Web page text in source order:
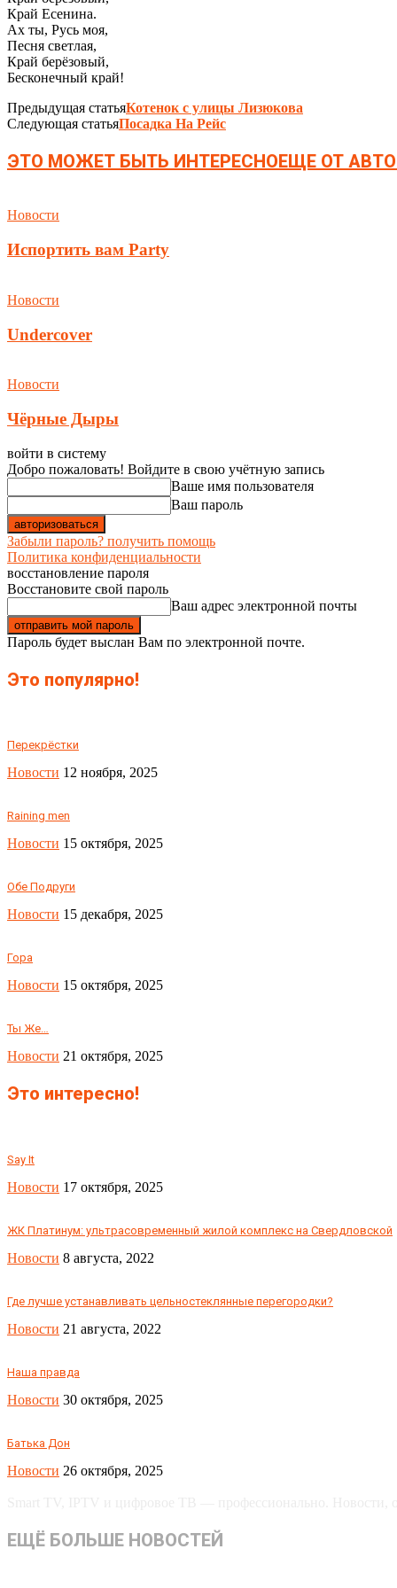
Край Есенина.
Ах ты, Русь моя,
Песня светлая,
Край берёзовый,
Бесконечный край!
Предыдущая статьяКотенок с улицы Лизюкова
Следующая статьяПосадка На Рейс
ЭТО МОЖЕТ БЫТЬ ИНТЕРЕСНОЕЩЕ ОТ
Новости
Испортить вам Party
Новости
Undercover
Новости
Чёрные Дыры
войти в систему
Добро пожаловать! Войдите в свою учётную запись
Ваше имя пользователя
Ваш пароль
Забыли пароль? получить помощь
Политика конфиденциальности
восстановление пароля
Восстановите свой пароль
Ваш адрес электронной почты
Пароль будет выслан Вам по электронной почте.
Это популярно!
Перекрёстки
Новости 12 ноября, 2025
Raining men
Новости 15 октября, 2025
Обе Подруги
Новости 15 декабря, 2025
Гора
Новости 15 октября, 2025
Ты Же…
Новости 21 октября, 2025
Это интересно!
Say It
Новости 17 октября, 2025
ЖК Платинум: ультрасовременный жилой комплекс на Свердловской
Новости 8 августа, 2022
Где лучше устанавливать цельностеклянные перегородки?
Новости 21 августа, 2022
Наша правда
Новости 30 октября, 2025
Батька Дон
Новости 26 октября, 2025
ЕЩЁ БОЛЬШЕ НОВОСТЕЙ